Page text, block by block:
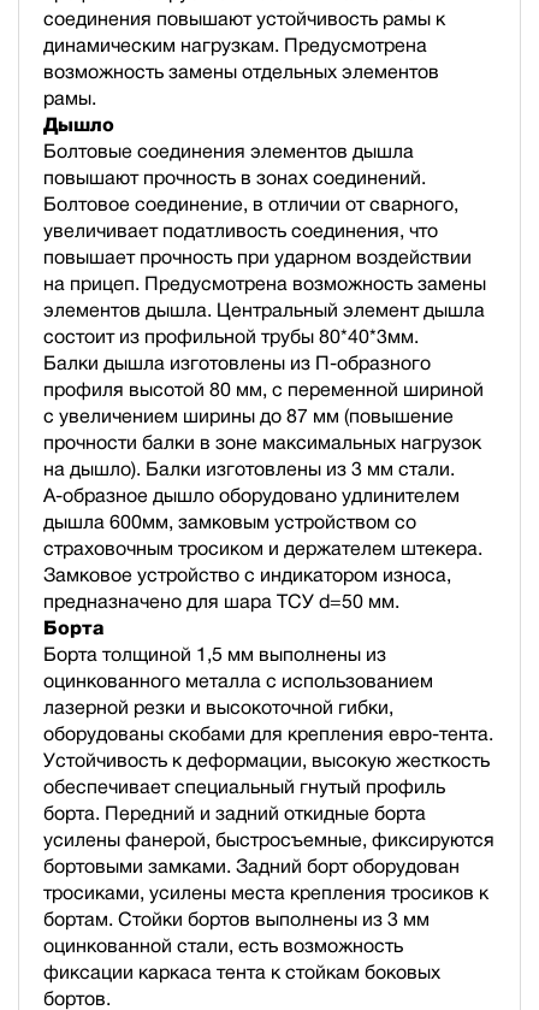
соединения повышают устойчивость рамы к
динамическим нагрузкам. Предусмотрена
возможность замены отдельных элементов
рамы.
Дышло
Болтовые соединения элементов дышла
повышают прочность в зонах соединений.
Болтовое соединение, в отличии от сварного,
увеличивает податливость соединения, что
повышает прочность при ударном воздействии
на прицеп. Предусмотрена возможность замены
элементов дышла. Центральный элемент дышла
состоит из профильной трубы 80*40*3мм.
Балки дышла изготовлены из П-образного
профиля высотой 80 мм, с переменной шириной
с увеличением ширины до 87 мм (повышение
прочности балки в зоне максимальных нагрузок
на дышло). Балки изготовлены из 3 мм стали.
А-образное дышло оборудовано удлинителем
дышла 600мм, замковым устройством со
страховочным тросиком и держателем штекера.
Замковое устройство с индикатором износа,
предназначено для шара ТСУ d=50 мм.
Борта
Борта толщиной 1,5 мм выполнены из
оцинкованного металла с использованием
лазерной резки и высокоточной гибки,
оборудованы скобами для крепления евро-тента.
Устойчивость к деформации, высокую жесткость
обеспечивает специальный гнутый профиль
борта. Передний и задний откидные борта
усилены фанерой, быстросъемные, фиксируются
бортовыми замками. Задний борт оборудован
тросиками, усилены места крепления тросиков к
бортам. Стойки бортов выполнены из 3 мм
оцинкованной стали, есть возможность
фиксации каркаса тента к стойкам боковых
бортов.